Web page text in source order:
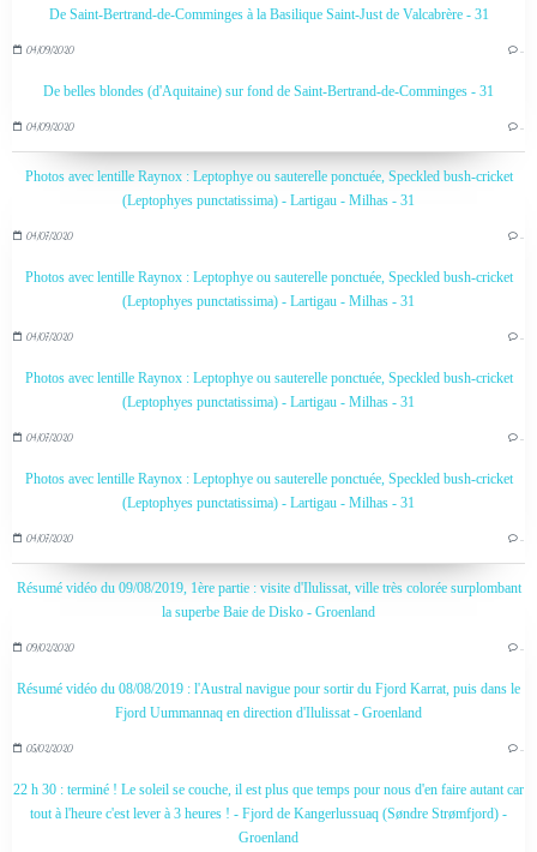
De Saint-Bertrand-de-Comminges à la Basilique Saint-Just de Valcabrère - 31
04/09/2020 …
De belles blondes (d'Aquitaine) sur fond de Saint-Bertrand-de-Comminges - 31
04/09/2020 …
Photos avec lentille Raynox : Leptophye ou sauterelle ponctuée, Speckled bush-cricket
(Leptophyes punctatissima) - Lartigau - Milhas - 31
04/07/2020 …
Photos avec lentille Raynox : Leptophye ou sauterelle ponctuée, Speckled bush-cricket
(Leptophyes punctatissima) - Lartigau - Milhas - 31
04/07/2020 …
Photos avec lentille Raynox : Leptophye ou sauterelle ponctuée, Speckled bush-cricket
(Leptophyes punctatissima) - Lartigau - Milhas - 31
04/07/2020 …
Photos avec lentille Raynox : Leptophye ou sauterelle ponctuée, Speckled bush-cricket
(Leptophyes punctatissima) - Lartigau - Milhas - 31
04/07/2020 …
Résumé vidéo du 09/08/2019, 1ère partie : visite d'Ilulissat, ville très colorée surplombant
la superbe Baie de Disko - Groenland
09/02/2020 …
Résumé vidéo du 08/08/2019 : l'Austral navigue pour sortir du Fjord Karrat, puis dans le
Fjord Uummannaq en direction d'Ilulissat - Groenland
05/02/2020 …
22 h 30 : terminé ! Le soleil se couche, il est plus que temps pour nous d'en faire autant car
tout à l'heure c'est lever à 3 heures ! - Fjord de Kangerlussuaq (Søndre Strømfjord) -
Groenland